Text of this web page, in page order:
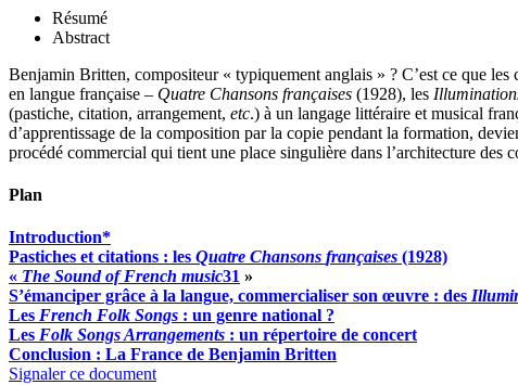
Résumé
Abstract
Benjamin Britten, compositeur « typiquement anglais » ? C’est ce que
en langue française – Quatre Chansons françaises (1928), les
(pastiche, citation, arrangement, etc.) à un langage littéraire et musical
d’apprentissage de la composition par la copie pendant la formation,
procédé commercial qui tient une place singulière dans l’architecture des
Plan
Introduction*
Pastiches et citations : les Quatre Chansons françaises (1928)
« The Sound of French music31 »
S’émanciper grâce à la langue, commercialiser son œuvre : des
Les French Folk Songs : un genre national ?
Les Folk Songs Arrangements : un répertoire de concert
Conclusion : La France de Benjamin Britten
Signaler ce document